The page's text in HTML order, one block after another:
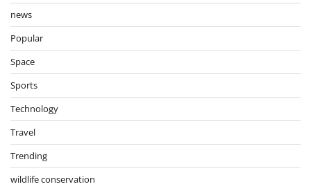
news
Popular
Space
Sports
Technology
Travel
Trending
wildlife conservation